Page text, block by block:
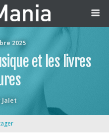
2025
et les livres
Jalet